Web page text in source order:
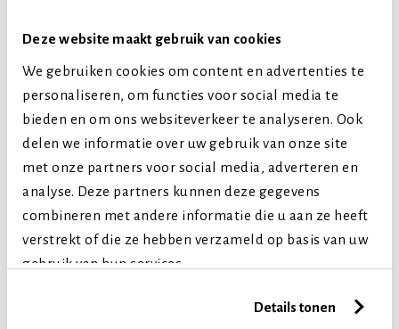
Deze website maakt gebruik van cookies
We gebruiken cookies om content en advertenties te
personaliseren, om functies voor social media te
bieden en om ons websiteverkeer te analyseren. Ook
delen we informatie over uw gebruik van onze site
met onze partners voor social media, adverteren en
analyse. Deze partners kunnen deze gegevens
combineren met andere informatie die u aan ze heeft
verstrekt of die ze hebben verzameld op basis van uw
gebruik van hun services.
Details tonen
10/11" HEAVY PRIME
BONE BARBECUE
10680 € 6,99
3½" DONUT WHITE